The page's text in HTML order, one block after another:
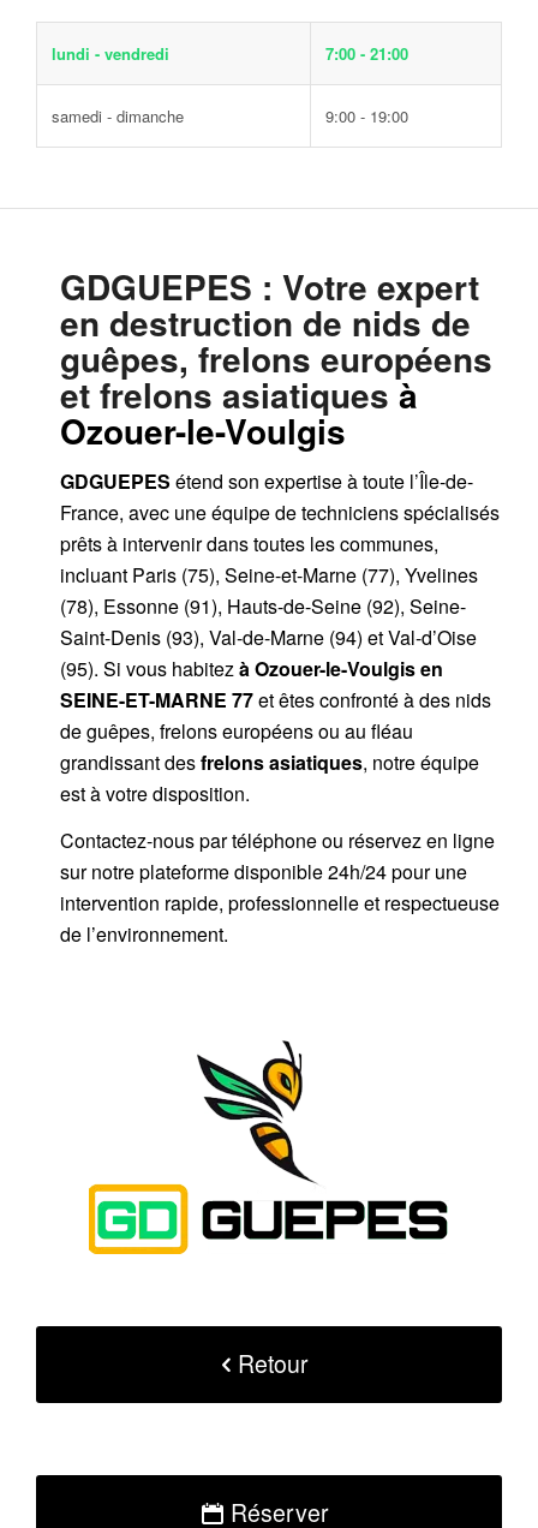
lundi - vendredi 7:00 - 21:00
samedi - dimanche 9:00 - 19:00
GDGUEPES : Votre expert
en destruction de nids de
guêpes, frelons européens
et frelons asiatiquesà
Ozouer-le-Voulgis
GDGUEPES étend son expertise à toute l’Île-de-
France, avec une équipe de techniciens spécialisés
prêts à intervenir dans toutes les communes,
incluant Paris (75), Seine-et-Marne (77), Yvelines
(78), Essonne (91), Hauts-de-Seine (92), Seine-
Saint-Denis (93), Val-de-Marne (94) et Val-d’Oise
(95). Si vous habitez à Ozouer-le-Voulgisen
SEINE-ET-MARNE 77et êtes confronté à des nids
de guêpes, frelons européens ou au fléau
grandissant desfrelons asiatiques, notre équipe
est à votre disposition.
Contactez-nous partéléphoneou réservez en ligne
sur notre plateforme disponible 24h/24pour une
intervention rapide, professionnelle et respectueuse
de l’environnement.
Retour
Réserver